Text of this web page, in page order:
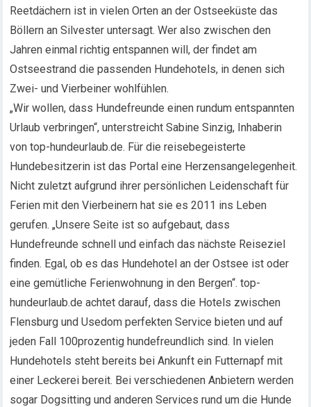
Reetdächern ist in vielen Orten an der Ostseeküste das
Böllern an Silvester untersagt. Wer also zwischen den
Jahren einmal richtig entspannen will, der findet am
Ostseestrand die passenden Hundehotels, in denen sich
Zwei- und Vierbeiner wohlfühlen.
„Wir wollen, dass Hundefreunde einen rundum entspannten
Urlaub verbringen“, unterstreicht Sabine Sinzig, Inhaberin
von top-hundeurlaub.de. Für die reisebegeisterte
Hundebesitzerin ist das Portal eine Herzensangelegenheit.
Nicht zuletzt aufgrund ihrer persönlichen Leidenschaft für
Ferien mit den Vierbeinern hat sie es 2011 ins Leben
gerufen. „Unsere Seite ist so aufgebaut, dass
Hundefreunde schnell und einfach das nächste Reiseziel
finden. Egal, ob es das Hundehotel an der Ostsee ist oder
eine gemütliche Ferienwohnung in den Bergen“. top-
hundeurlaub.de achtet darauf, dass die Hotels zwischen
Flensburg und Usedom perfekten Service bieten und auf
jeden Fall 100prozentig hundefreundlich sind. In vielen
Hundehotels steht bereits bei Ankunft ein Futternapf mit
einer Leckerei bereit. Bei verschiedenen Anbietern werden
sogar Dogsitting und anderen Services rund um die Hunde